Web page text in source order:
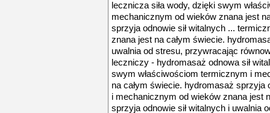
lecznicza siła wody, dzięki swym
mechanicznym od wieków znana jest
sprzyja odnowie sił witalnych ...
znana jest na całym świecie.
uwalnia od stresu, przywracając
leczniczy - hydromasaż odnowa sił
swym właściwościom termicznym i
na całym świecie. hydromasaż sprzyja
i mechanicznym od wieków znana jest
sprzyja odnowie sił witalnych i uwalnia